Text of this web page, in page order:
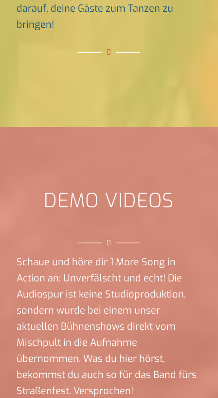
darauf, deine Gäste zum Tanzen zu
bringen!
DEMO VIDEOS
Schaue und höre dir 1 More Song in
Action an: Unverfälscht und echt! Die
Audiospur ist keine Studioproduktion,
sondern wurde bei einem unser
aktuellen Bühnenshows direkt vom
Mischpult in die Aufnahme
übernommen. Was du hier hörst,
bekommst du auch so für das Band fürs
Straßenfest. Versprochen!